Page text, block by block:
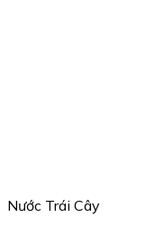
Nước Trái Cây